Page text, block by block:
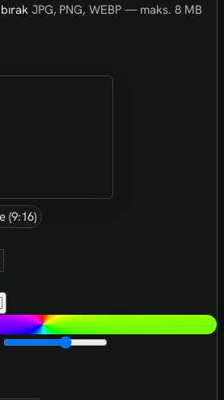
JPG, PNG, WEBP — maks. 8 MB
(9:16)